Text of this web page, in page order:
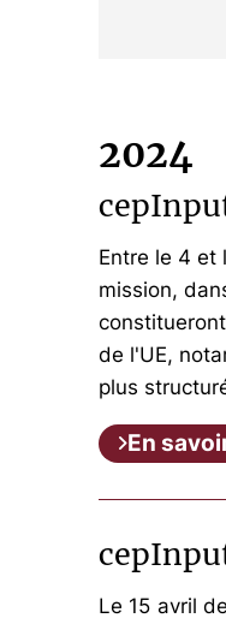
2024
Entre le 4 et
mission,
de l'UE,
plus
En
Le 15 avril